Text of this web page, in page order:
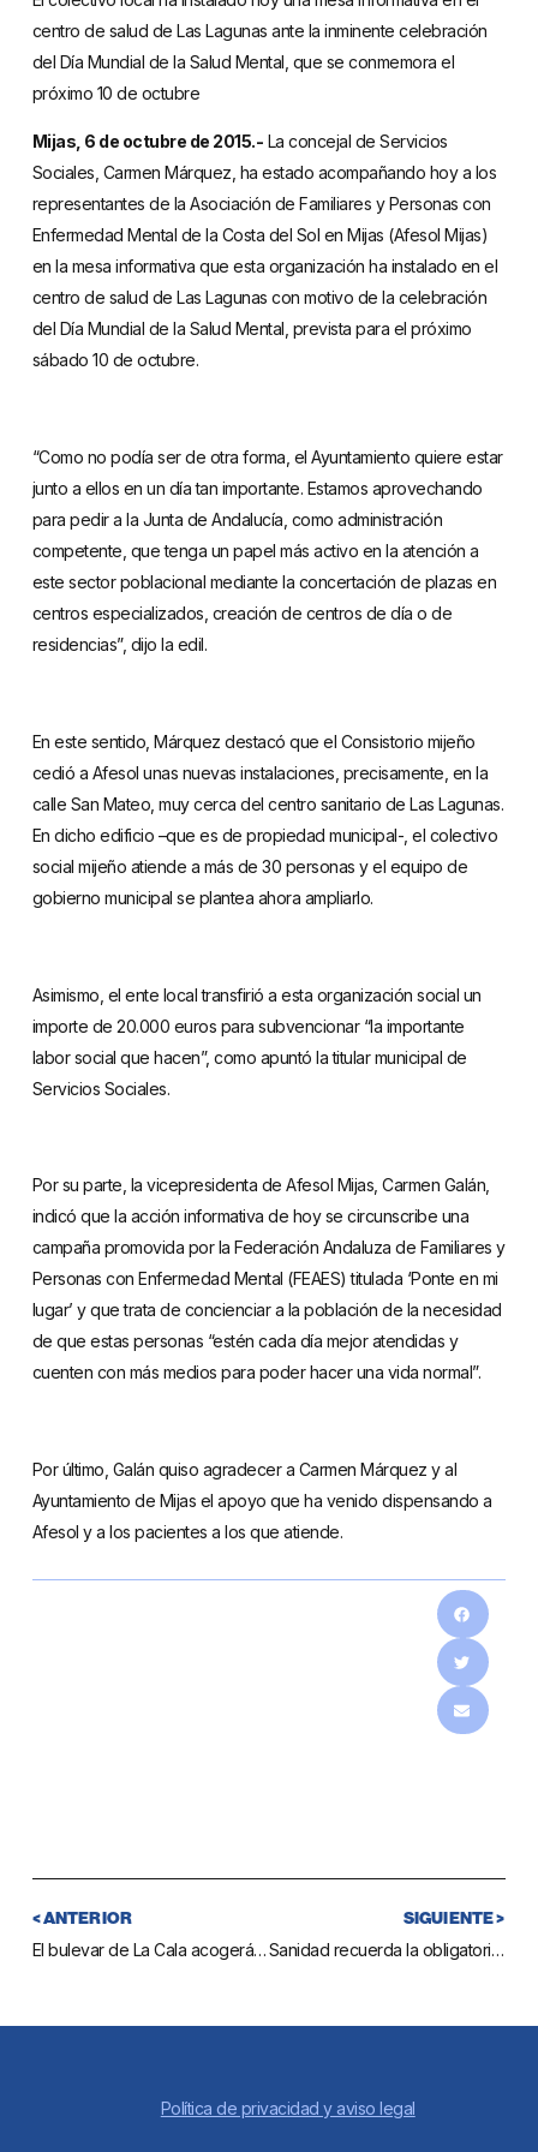
centro de salud de Las Lagunas ante la inminente celebración
del Día Mundial de la Salud Mental, que se conmemora el
próximo 10 de octubre
Mijas, 6 de octubre de 2015.- La concejal de Servicios
Sociales, Carmen Márquez, ha estado acompañando hoy a los
representantes de la Asociación de Familiares y Personas con
Enfermedad Mental de la Costa del Sol en Mijas (Afesol Mijas)
en la mesa informativa que esta organización ha instalado en el
centro de salud de Las Lagunas con motivo de la celebración
del Día Mundial de la Salud Mental, prevista para el próximo
sábado 10 de octubre.
“Como no podía ser de otra forma, el Ayuntamiento quiere estar
junto a ellos en un día tan importante. Estamos aprovechando
para pedir a la Junta de Andalucía, como administración
competente, que tenga un papel más activo en la atención a
este sector poblacional mediante la concertación de plazas en
centros especializados, creación de centros de día o de
residencias”, dijo la edil.
En este sentido, Márquez destacó que el Consistorio mijeño
cedió a Afesol unas nuevas instalaciones, precisamente, en la
calle San Mateo, muy cerca del centro sanitario de Las Lagunas.
En dicho edificio –que es de propiedad municipal-, el colectivo
social mijeño atiende a más de 30 personas y el equipo de
gobierno municipal se plantea ahora ampliarlo.
Asimismo, el ente local transfirió a esta organización social un
importe de 20.000 euros para subvencionar “la importante
labor social que hacen”, como apuntó la titular municipal de
Servicios Sociales.
Por su parte, la vicepresidenta de Afesol Mijas, Carmen Galán,
indicó que la acción informativa de hoy se circunscribe una
campaña promovida por la Federación Andaluza de Familiares y
Personas con Enfermedad Mental (FEAES) titulada ‘Ponte en mi
lugar’ y que trata de concienciar a la población de la necesidad
de que estas personas “estén cada día mejor atendidas y
cuenten con más medios para poder hacer una vida normal”.
Por último, Galán quiso agradecer a Carmen Márquez y al
Ayuntamiento de Mijas el apoyo que ha venido dispensando a
Afesol y a los pacientes a los que atiende.
< ANTERIOR
El bulevar de La Cala acogerá una verbena los días 16 y 17 de octubre para celebrar la festividad de su Patrona, Santa Teresa de Jesús
SIGUIENTE >
Sanidad recuerda la obligatoriedad de tramitar la licencia de tenencia de perros peligrosos a los propietarios de éstos
Política de privacidad y aviso legal